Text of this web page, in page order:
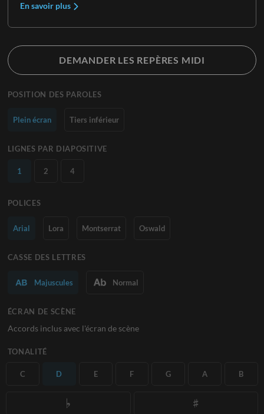
En savoir plus
DEMANDER LES REPÈRES MIDI
POSITION DES PAROLES
Plein écran Tiers inférieur
LIGNES PAR DIAPOSITIVE
1 2 4
POLICES
Arial Lora Montserrat Oswald
CASSE DES LETTRES
Majuscules Normal
ÉCRAN DE SCÈNE
Accords inclus avec l'écran de scène
TONALITÉ
C D E F G A B